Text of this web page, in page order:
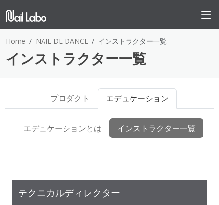
Home NAIL DE DANCE インストラクター一覧
インストラクター一覧
プロダクト エデュケーション
エデュケーションとは インストラクター一覧
テクニカルディレクター